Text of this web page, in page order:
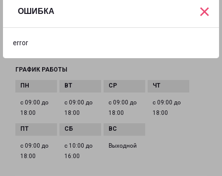
ОШИБКА
error
×
+7(3012) 204-161
ГРАФИК РАБОТЫ
с 09:00 до
18:00
с 09:00 до
18:00
с 09:00 до
18:00
с 09:00 до
18:00
с 09:00 до
18:00
с 10:00 до
16:00
Выходной